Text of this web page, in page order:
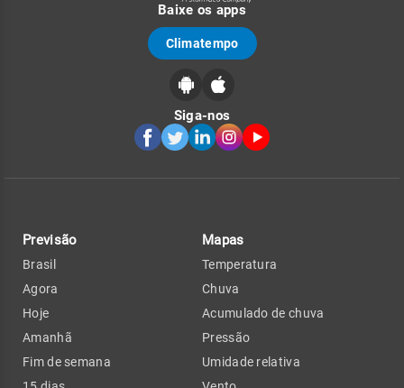
Baixe os apps
Climatempo
Siga-nos
Previsão
Brasil
Agora
Hoje
Amanhã
Fim de semana
Mapas
Temperatura
Chuva
Acumulado de chuva
Pressão
Umidade relativa